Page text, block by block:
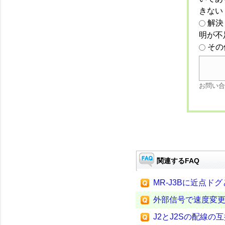
きない
解
明が
そ
お問い
関連するFAQ
MR-J3Bに近点ド
外部信号で速度変更
J2とJ2Sの配線の